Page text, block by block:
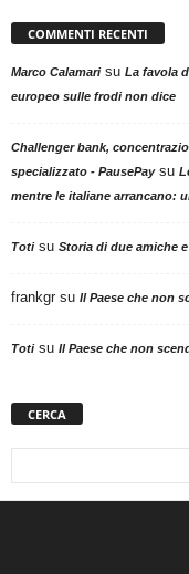
COMMENTI RECENTI
Marco Calamarisu La favola
europeo sulle frodi non dice
Challenger bank,
specializzato - PausePaysu
mentre le italiane arrancano:
Totisu Storia di due amiche
frankgr su Il Paese che non
Totisu Il Paese che non
CERCA